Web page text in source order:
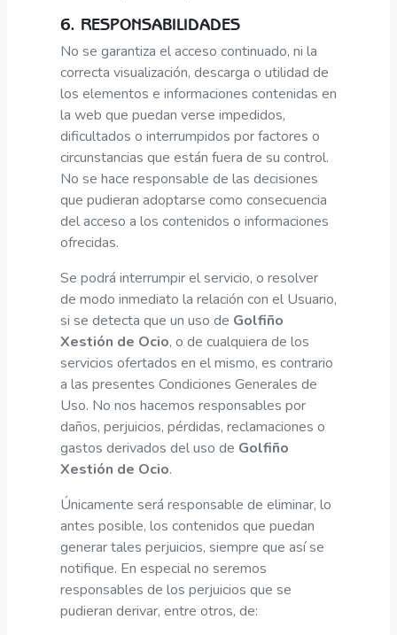
6. RESPONSABILIDADES
No se garantiza el acceso continuado, ni la
correcta visualización, descarga o utilidad de
los elementos e informaciones contenidas en
la web que puedan verse impedidos,
dificultados o interrumpidos por factores o
circunstancias que están fuera de su control.
No se hace responsable de las decisiones
que pudieran adoptarse como consecuencia
del acceso a los contenidos o informaciones
ofrecidas.
Se podrá interrumpir el servicio, o resolver
de modo inmediato la relación con el Usuario,
si se detecta que un uso de Golfiño
Xestión de Ocio, o de cualquiera de los
servicios ofertados en el mismo, es contrario
a las presentes Condiciones Generales de
Uso. No nos hacemos responsables por
daños, perjuicios, pérdidas, reclamaciones o
gastos derivados del uso de Golfiño
Xestión de Ocio.
Únicamente será responsable de eliminar, lo
antes posible, los contenidos que puedan
generar tales perjuicios, siempre que así se
notifique. En especial no seremos
responsables de los perjuicios que se
pudieran derivar, entre otros, de: